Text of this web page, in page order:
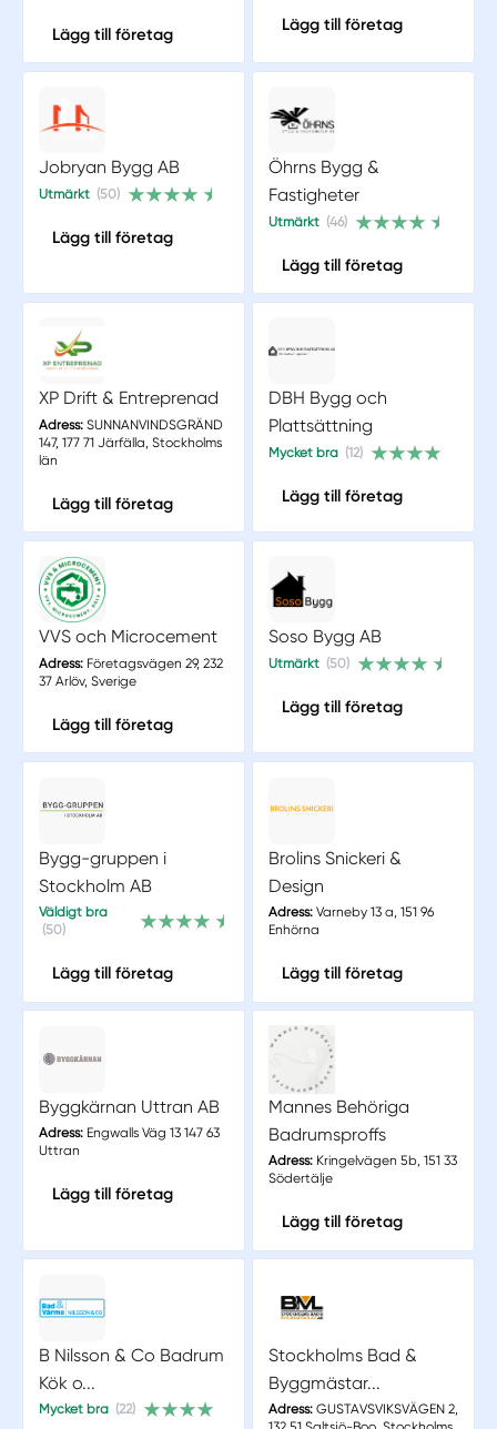
Lägg till företag Lägg till företag
Jobryan Bygg AB
Utmärkt (50)
Lägg till företag
Öhrns Bygg &
Fastigheter
Utmärkt (46)
Lägg till företag
XP Drift & Entreprenad
Adress:SUNNANVINDSGRÄND
147, 177 71 Järfälla, Stockholms
län
Lägg till företag
DBH Bygg och
Plattsättning
Mycket bra (12)
Lägg till företag
VVS och Microcement
Adress:Företagsvägen 29, 232
37 Arlöv, Sverige
Lägg till företag
Soso Bygg AB
Utmärkt (50)
Lägg till företag
Bygg-gruppen i
Stockholm AB
Väldigt bra
(50)
Lägg till företag
Brolins Snickeri &
Design
Adress:Varneby 13 a, 151 96
Enhörna
Lägg till företag
Byggkärnan Uttran AB
Adress:Engwalls Väg 13 147 63
Uttran
Lägg till företag
Mannes Behöriga
Badrumsproffs
Adress:Kringelvägen 5b, 151 33
Södertälje
Lägg till företag
B Nilsson & Co Badrum
Kök o...
Mycket bra (22)
Stockholms Bad &
Byggmästar...
Adress:GUSTAVSVIKSVÄGEN 2,